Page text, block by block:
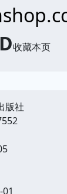
收藏本页
版社